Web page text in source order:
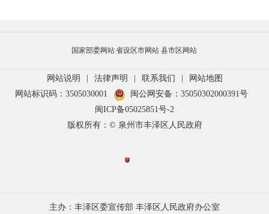
国家部委网站省设区市网站 县市区网站
网站说明 | 法律声明 | 联系我们 |
网站地图
网站标识码：3505030001
闽公网安备：35050302000391号
闽ICP备05025851号-2
版权所有：© 泉州市丰泽区人民政府
主办：丰泽区委宣传部 丰泽区人民政府办公室